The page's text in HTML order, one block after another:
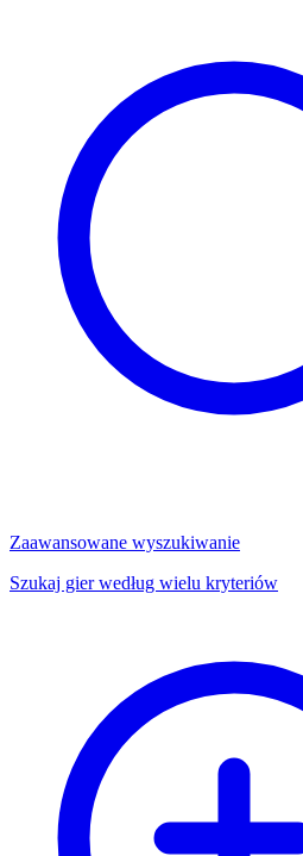
Zaawansowane wyszukiwanie
Szukaj gier według wielu kryteriów